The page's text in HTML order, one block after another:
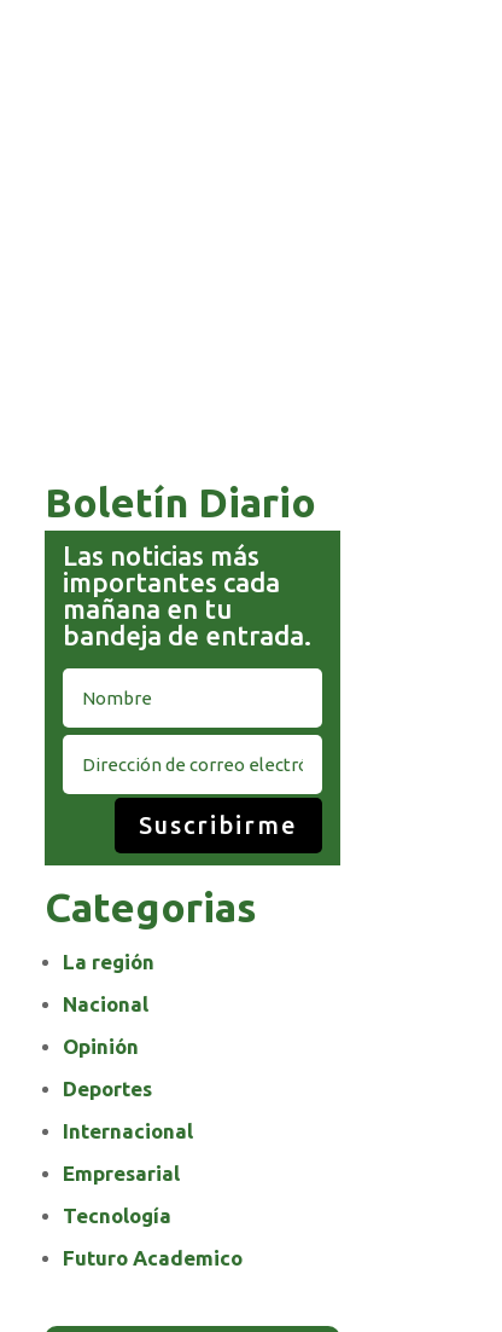
Boletín Diario
Las noticias más
importantes cada
mañana en tu
bandeja de entrada.
Suscribirme
Categorias
La región
Nacional
Opinión
Deportes
Internacional
Empresarial
Tecnología
Futuro Academico